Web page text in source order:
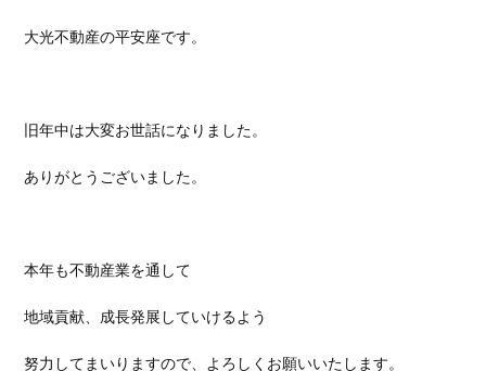
大光不動産の平安座です。
旧年中は大変お世話になりました。
ありがとうございました。
本年も不動産業を通して
地域貢献、成長発展していけるよう
努力してまいりますので、よろしくお願いいたします。